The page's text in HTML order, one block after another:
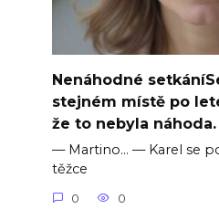
Nenáhodné
stejném místě po
že to nebyla náhoda.
— Martino… — Karel se
těžce
0 0